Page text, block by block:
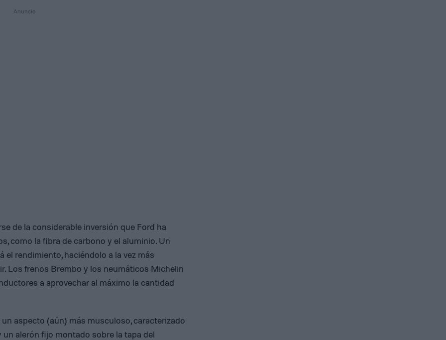
de la considerable inversión que Ford ha
como la fibra de carbono y el aluminio. Un
el rendimiento, haciéndolo a la vez más
Los frenos Brembo y los neumáticos Michelin
a aprovechar al máximo la cantidad
aspecto (aún) más musculoso, caracterizado
alerón fijo montado sobre la tapa del